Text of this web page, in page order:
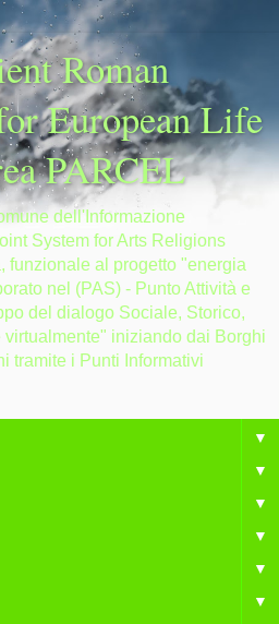
Roman
European Life
PARCEL
dell'Informazione
System for Arts Religions
funzionale al progetto "energia
nel (PAS) - Punto Attività e
del dialogo Sociale, Storico,
iniziando dai Borghi
tramite i Punti Informativi
▼
▼
▼
▼
▼
▼